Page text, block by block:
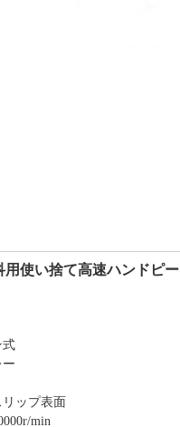
用使い捨て高速ハンドピ
式
ップ表面
min